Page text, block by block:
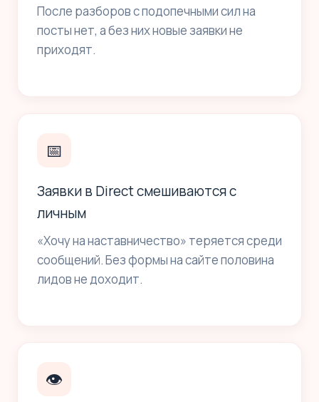
После разборов с подопечными сил на
посты нет, а без них новые заявки не
приходят.
📅
Заявки в Direct смешиваются с
личным
«Хочу на наставничество» теряется среди
сообщений. Без формы на сайте половина
лидов не доходит.
👁